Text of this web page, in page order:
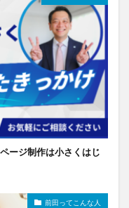
ージ制作は小さくはじ
前田ってこんな人